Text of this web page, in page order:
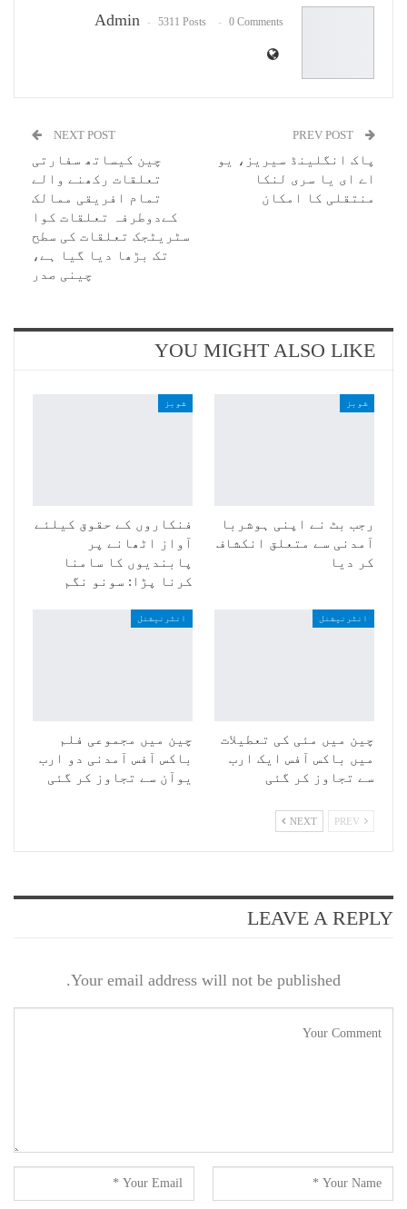
Admin 5311 Posts 0 Comments
پاک انگلینڈ سیریز، یو
اے ای یا سری لنکا
منتقلی کا امکان
NEXT POST
چین کیساتھ سفارتی
تعلقات رکھنے والے
تمام افریقی ممالک
کےدوطرفہ تعلقات کوا
سٹریٹجک تعلقات کی سطح
تک بڑھا دیا گیا ہے،
چینی صدر
YOU MIGHT ALSO LIKE
شوبز
رجب بٹ نے اپنی ہوشربا
آمدنی سے متعلق انکشاف
کر دیا
شوبز
فنکاروں کے حقوق کیلئے
آواز اٹھانے پر
پابندیوں کا سامنا
کرنا پڑا: سونو نگم
انٹرنیشنل
چین میں مئی کی تعطیلات
میں باکس آفس ایک ارب
سے تجاوز کر گئی
انٹرنیشنل
چین میں مجموعی فلم
باکس آفس آمدنی دو ارب
یوآن سے تجاوز کر گئی
NEXT
LEAVE A REPLY
Your email address will not be published.